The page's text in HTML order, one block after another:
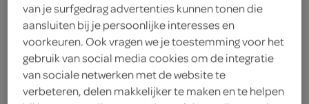
Let op: aanbiedingen zijn niet zichtbaar bij de
producten, maar worden wél automatisch
verwerkt in de winkelmand.
van je surfgedrag advertenties kunnen tonen die
aansluiten bij je persoonlijke interesses en
voorkeuren. Ook vragen we je toestemming voor het
gebruik van social media cookies om de integratie
van sociale netwerken met de website te
verbeteren, delen makkelijker te maken en te helpen